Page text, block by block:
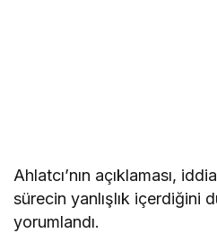
Ahlatcı’nın açıklaması,
sürecin yanlışlık içerdiğini
yorumlandı.